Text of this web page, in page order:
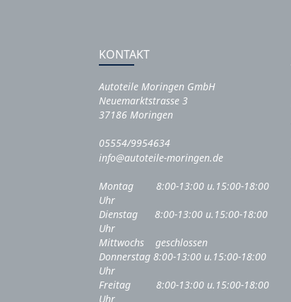
KONTAKT
Autoteile Moringen GmbH
Neuemarktstrasse 3
37186 Moringen
05554/9954634
info@autoteile-moringen.de
Montag 8:00-13:00 u.15:00-18:00
Uhr
Dienstag 8:00-13:00 u.15:00-18:00
Uhr
Mittwochs geschlossen
Donnerstag 8:00-13:00 u.15:00-18:00
Uhr
Freitag 8:00-13:00 u.15:00-18:00
Uhr